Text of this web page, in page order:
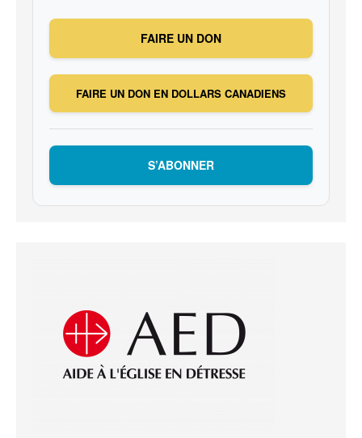
FAIRE UN DON
FAIRE UN DON EN DOLLARS CANADIENS
S’ABONNER